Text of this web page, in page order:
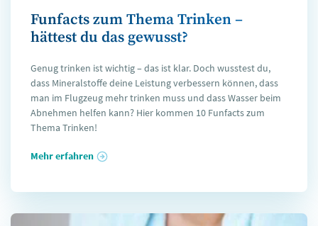
Funfacts zum Thema Trinken –
hättest du das gewusst?
Genug trinken ist wichtig – das ist klar. Doch wusstest du,
dass Mineralstoffe deine Leistung verbessern können, dass
man im Flugzeug mehr trinken muss und dass Wasser beim
Abnehmen helfen kann? Hier kommen 10 Funfacts zum
Thema Trinken!
Mehr erfahren